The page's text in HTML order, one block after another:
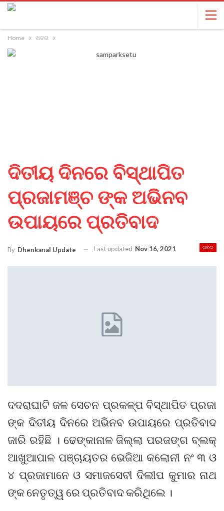
Home ଖବର
ଦିତୀୟ ଦିନରେ ବିସ୍ଥାପିତ
ପ୍ରଜାମଞ୍ଚ ଙ୍କ ଅଭିନବ
ଉପାୟରେ ପ୍ରତିବାଦ
ଖବର
By Dhenkanal Update Last updated Nov 16, 2021
ଦଦରାଘାଟି ଜଳ ସେଚନ ପ୍ରକଳ୍ପ ବିସ୍ଥାପିତ ପ୍ରଜା
ଙ୍କ ଦିତୀୟ ଦିନରେ ଅଭିନବ ଉପାୟରେ ପ୍ରତିବାଦ
ଜାରି ରହିଛି । ଢେଙ୍କାନାଳ ଜିଲ୍ଲା ପରଜଙ୍ଗ ବ୍ଲକ୍
ଆଖୁଆପାଳ ପଞ୍ଚାୟତର ଭେଜିଆ କଲୋନୀ ନଂ ୩ ଓ
୪ ପ୍ରଜାମାନେ ଓ ସମାଜସେବୀ ଦିଲୀପ କୁମାର ନାଥ
ଙ୍କ ନେତୃତ୍ୱ ରେ ପ୍ରତିବାଦ କରିଥିଲେ ।